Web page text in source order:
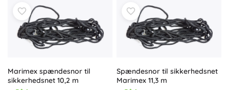
Marimex spændesnor til
sikkerhedsnet 10,2 m
Spændesnor til sikkerhedsnet
Marimex 11,3 m